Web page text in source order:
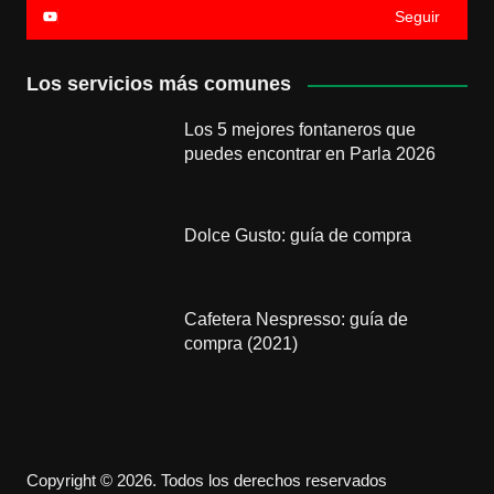
Seguir
Los servicios más comunes
Los 5 mejores fontaneros que
puedes encontrar en Parla 2026
Dolce Gusto: guía de compra
Cafetera Nespresso: guía de
compra (2021)
Copyright © 2026. Todos los derechos reservados